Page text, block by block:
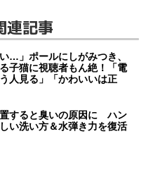
連記事
…」ポールにしがみつき、
子猫に視聴者もん絶！「電
人見る」「かわいいは正
置すると臭いの原因に ハン
い洗い方＆水弾き力を復活